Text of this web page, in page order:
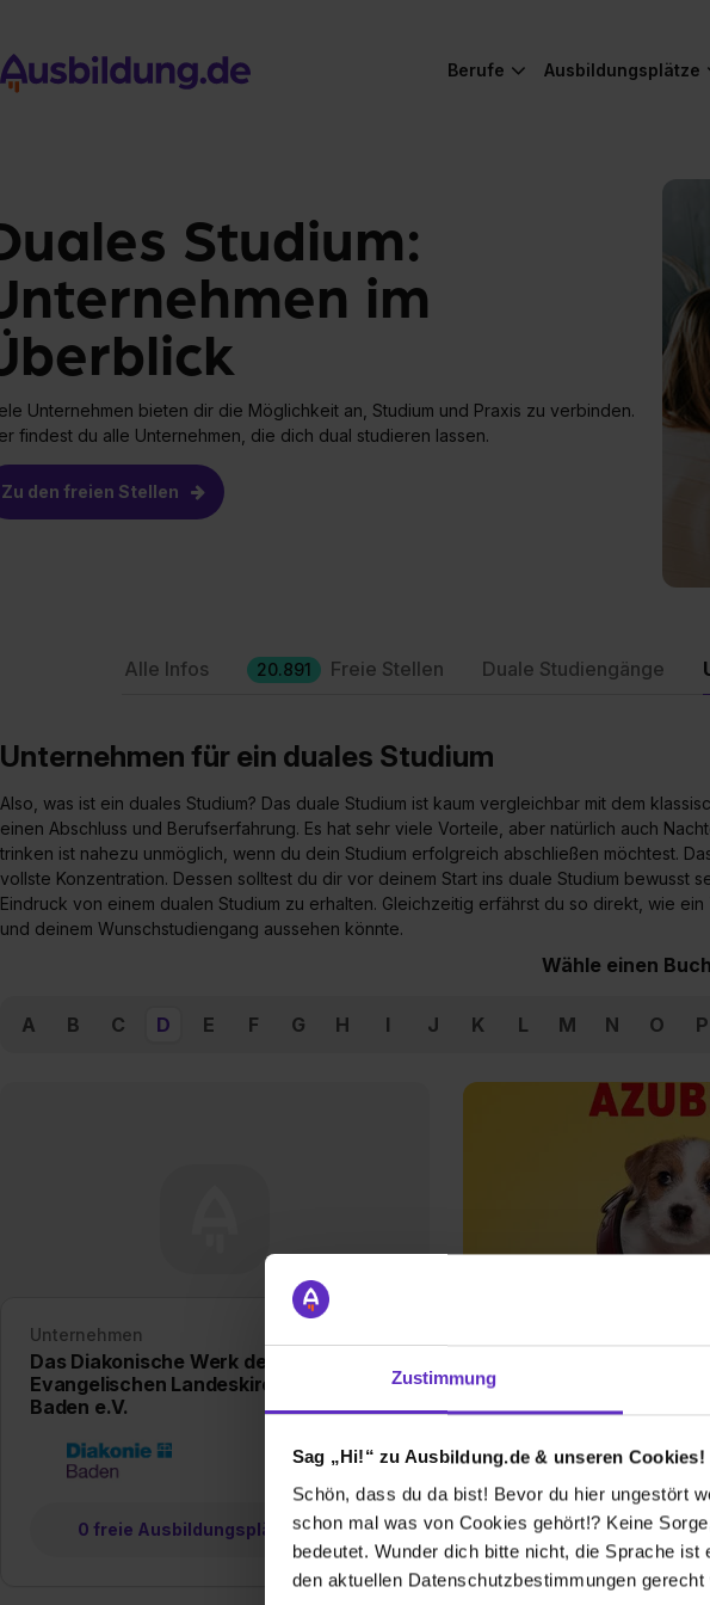
Zustimmung
Sag „Hi!“ zu Ausbildung.de & unseren Cookies!
Schön, dass du da bist! Bevor du hier ungestört
schon mal was von Cookies gehört!? Keine
bedeutet. Wunder dich bitte nicht, die Sprache
den aktuellen Datenschutzbestimmungen gerecht
Berufe Ausbildungsplätze
Studium:
im
Unternehmen bieten dir die Möglichkeit an, Studium und Praxis zu verbinden.
findest du alle Unternehmen, die dich dual studieren lassen.
Zu den freien Stellen
Alle Infos 20.891 Freie Stellen Duale Studiengänge
Unternehmen für ein duales Studium
Also, was ist ein duales Studium? Das duale Studium ist kaum vergleichbar mit dem
einen Abschluss und Berufserfahrung. Es hat sehr viele Vorteile, aber natürlich auch
trinken ist nahezu unmöglich, wenn du dein Studium erfolgreich abschließen möchtest.
vollste Konzentration. Dessen solltest du dir vor deinem Start ins duale Studium
Eindruck von einem dualen Studium zu erhalten. Gleichzeitig erfährst du so direkt, wie
und deinem Wunschstudiengang aussehen könnte.
Wähle einen
A B C D E F G H I J K L M N O P
Unternehmen
Das Diakonische Werk der
Evangelischen Landeskirche in
Baden e.V.
0 freie Ausbildungsplätze
GmbH & Co. KG
2 freie